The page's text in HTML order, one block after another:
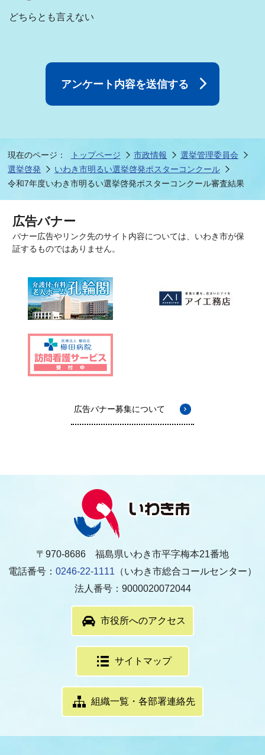
どちらとも言えない
現在のページ： トップページ 市政情報
選挙管理委員会
選挙啓発
いわき市明るい選挙啓発ポスターコンクール
令和7年度いわき市明るい選挙啓発ポスターコンクール審査結果
広告バナー
バナー広告やリンク先のサイト内容については、いわき市が保
証するものではありません。
広告バナー募集について
〒970-8686 福島県いわき市平字梅本21番地
電話番号： 0246-22-1111 （いわき市総合コールセンター）
法人番号：9000020072044
市役所へのアクセス
サイトマップ
組織一覧・各部署連絡先